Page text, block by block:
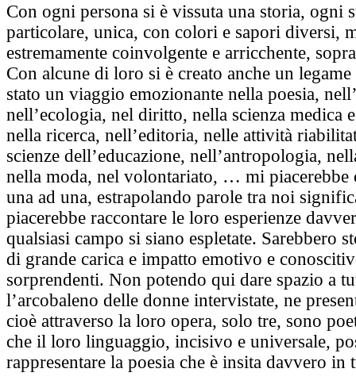
Con ogni persona si è vissuta una storia, ogni
particolare, unica, con colori e sapori diversi,
estremamente coinvolgente e arricchente,
Con alcune di loro si è creato anche un
stato un viaggio emozionante nella poesia,
nell’ecologia, nel diritto, nella scienza medica
nella ricerca, nell’editoria, nelle attività
scienze dell’educazione, nell’antropologia,
nella moda, nel volontariato, … mi piacerebbe
una ad una, estrapolando parole tra noi
piacerebbe raccontare le loro esperienze
qualsiasi campo si siano espletate. Sarebbero
di grande carica e impatto emotivo e
sorprendenti. Non potendo qui dare spazio a
l’arcobaleno delle donne intervistate, ne
cioè attraverso la loro opera, solo tre, sono
che il loro linguaggio, incisivo e universale,
rappresentare la poesia che è insita davvero in